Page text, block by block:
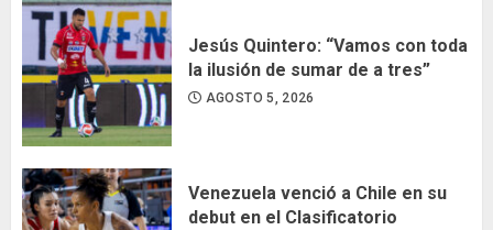
Jesús Quintero: “Vamos con toda
la ilusión de sumar de a tres”
AGOSTO 5, 2026
Venezuela venció a Chile en su
debut en el Clasificatorio